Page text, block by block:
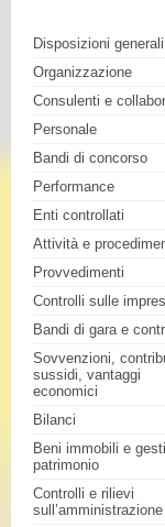
Disposizioni generali
Organizzazione
Consulenti e
Personale
Bandi di concorso
Performance
Enti controllati
Attività e
Provvedimenti
Controlli sulle
Bandi di gara e
Sovvenzioni,
sussidi, vantaggi
economici
Bilanci
Beni immobili e
patrimonio
Controlli e rilievi
sull’amministrazione